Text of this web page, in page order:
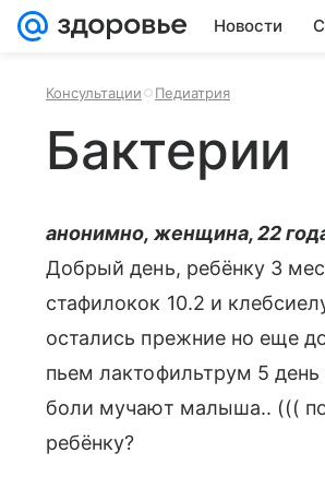
Новости
Консультации Педиатрия
Бактерии
анонимно, женщина, 22
Добрый день, ребёнку 3
стафилокок 10.2 и
остались прежние но еще
пьем лактофильтрум 5 день
боли мучают малыша.. (((
ребёнку?